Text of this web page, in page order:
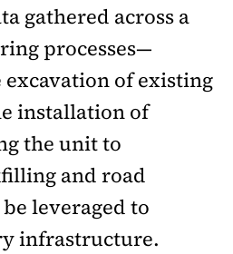
gathered across a
processes—
of existing
installation of
the unit to
and road
leveraged to
infrastructure.